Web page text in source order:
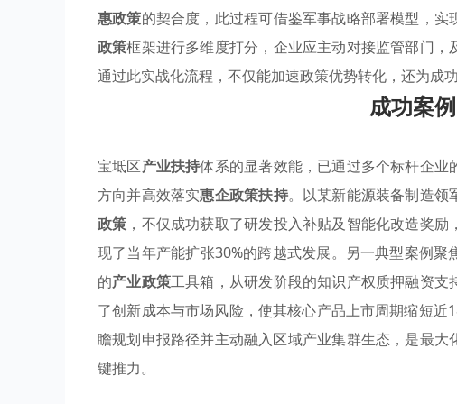
惠政策的契合度，此过程可借鉴军事战略部署模型，
政策框架进行多维度打分，企业应主动对接监管部门
通过此实战化流程，不仅能加速政策优势转化，还为成
成功案
宝坻区产业扶持体系的显著效能，已通过多个标杆企
方向并高效落实惠企政策扶持。以某新能源装备制造领
政策 ，不仅成功获取了研发投入补贴及智能化改造奖
现了当年产能扩张30%的跨越式发展。另一典型案例
的产业政策工具箱，从研发阶段的知识产权质押融资
了创新成本与市场风险，使其核心产品上市周期缩短
瞻规划申报路径并主动融入区域产业集群生态，是最大
键推力。